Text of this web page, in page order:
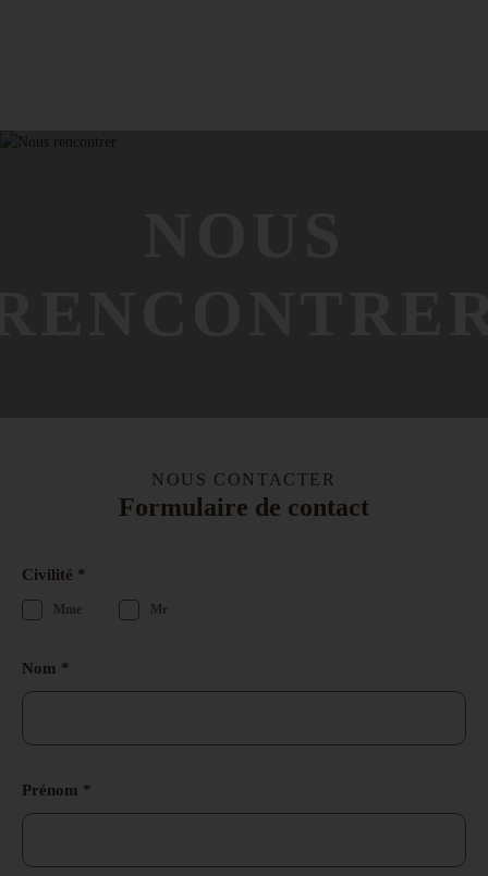
NOUS CONTACTER
Formulaire de contact
Civilité *
Mme Mr
Nom *
Prénom *